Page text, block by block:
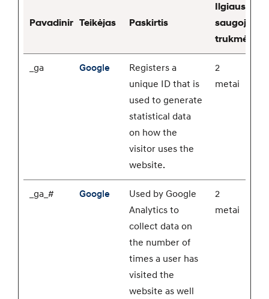
PavadinimasTeikėjas Paskirtis
Ilgiausia
saugojimo
trukmė
_ga Google
Registers a
unique ID that is
used to generate
statistical data
on how the
visitor uses the
website.
2
metai
_ga_# Google
Used by Google
Analytics to
collect data on
the number of
times a user has
visited the
website as well
2
metai